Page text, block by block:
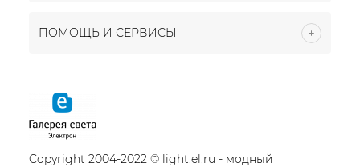
ПОМОЩЬ И СЕРВИСЫ
Copyright 2004-2022 © light.el.ru - модный